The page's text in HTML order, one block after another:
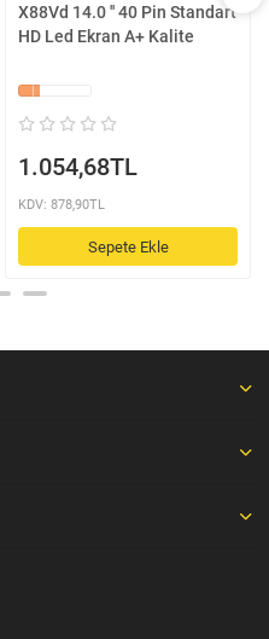
X88Vd 14.0 '' 40 Pin Standart
HD Led Ekran A+ Kalite
1.054,68TL
KDV: 878,90TL
Sepete Ekle